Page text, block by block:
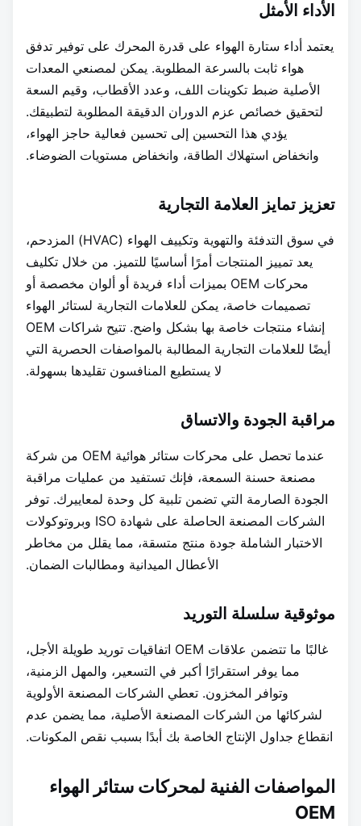
الأداء الأمثل
يعتمد أداء ستارة الهواء على قدرة المحرك على توفير تدفق
هواء ثابت بالسرعة المطلوبة. يمكن لمصنعي المعدات
الأصلية ضبط تكوينات اللف، وعدد الأقطاب، وقيم السعة
لتحقيق خصائص عزم الدوران الدقيقة المطلوبة لتطبيقك.
يؤدي هذا التحسين إلى تحسين فعالية حاجز الهواء،
وانخفاض استهلاك الطاقة، وانخفاض مستويات الضوضاء.
تعزيز تمايز العلامة التجارية
في سوق التدفئة والتهوية وتكييف الهواء (HVAC) المزدحم،
يعد تمييز المنتجات أمرًا أساسيًا للتميز. من خلال تكليف
محركات OEM بميزات أداء فريدة أو ألوان مخصصة أو
تصميمات خاصة، يمكن للعلامات التجارية لستائر الهواء
إنشاء منتجات خاصة بها بشكل واضح. تتيح شراكات OEM
أيضًا للعلامات التجارية المطالبة بالمواصفات الحصرية التي
لا يستطيع المنافسون تقليدها بسهولة.
مراقبة الجودة والاتساق
عندما تحصل على محركات ستائر هوائية OEM من شركة
مصنعة حسنة السمعة، فإنك تستفيد من عمليات مراقبة
الجودة الصارمة التي تضمن تلبية كل وحدة لمعاييرك. توفر
الشركات المصنعة الحاصلة على شهادة ISO وبروتوكولات
الاختبار الشاملة جودة منتج متسقة، مما يقلل من مخاطر
الأعطال الميدانية ومطالبات الضمان.
موثوقية سلسلة التوريد
غالبًا ما تتضمن علاقات OEM اتفاقيات توريد طويلة الأجل،
مما يوفر استقرارًا أكبر في التسعير، والمهل الزمنية،
وتوافر المخزون. تعطي الشركات المصنعة الأولوية
لشركائها من الشركات المصنعة الأصلية، مما يضمن عدم
انقطاع جداول الإنتاج الخاصة بك أبدًا بسبب نقص المكونات.
المواصفات الفنية لمحركات ستائر الهواء
OEM